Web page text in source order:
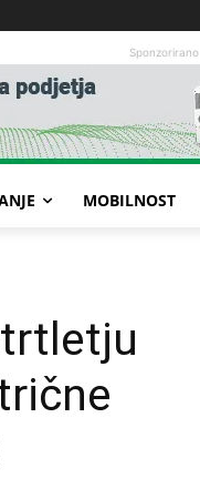
Sponzorirano
MOBILNOST